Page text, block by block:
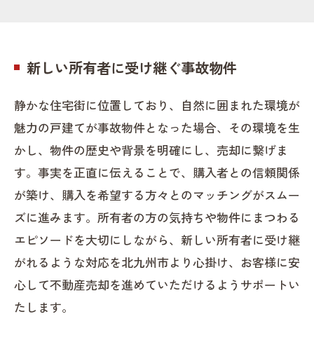
新しい所有者に受け継ぐ事故物件
静かな住宅街に位置しており、自然に囲まれた環境が
魅力の戸建てが事故物件となった場合、その環境を生
かし、物件の歴史や背景を明確にし、売却に繋げま
す。事実を正直に伝えることで、購入者との信頼関係
が築け、購入を希望する方々とのマッチングがスムー
ズに進みます。所有者の方の気持ちや物件にまつわる
エピソードを大切にしながら、新しい所有者に受け継
がれるような対応を北九州市より心掛け、お客様に安
心して不動産売却を進めていただけるようサポートい
たします。